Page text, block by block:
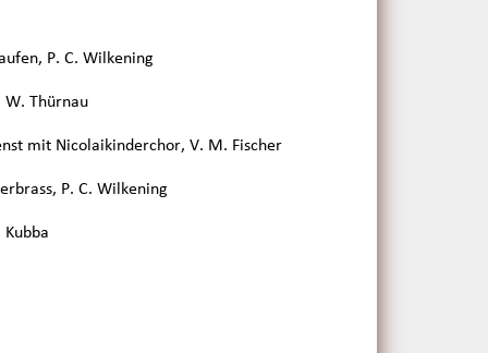
P. C. Wilkening
W. Thürnau
mit Nicolaikinderchor, V. M. Fischer
P. C. Wilkening